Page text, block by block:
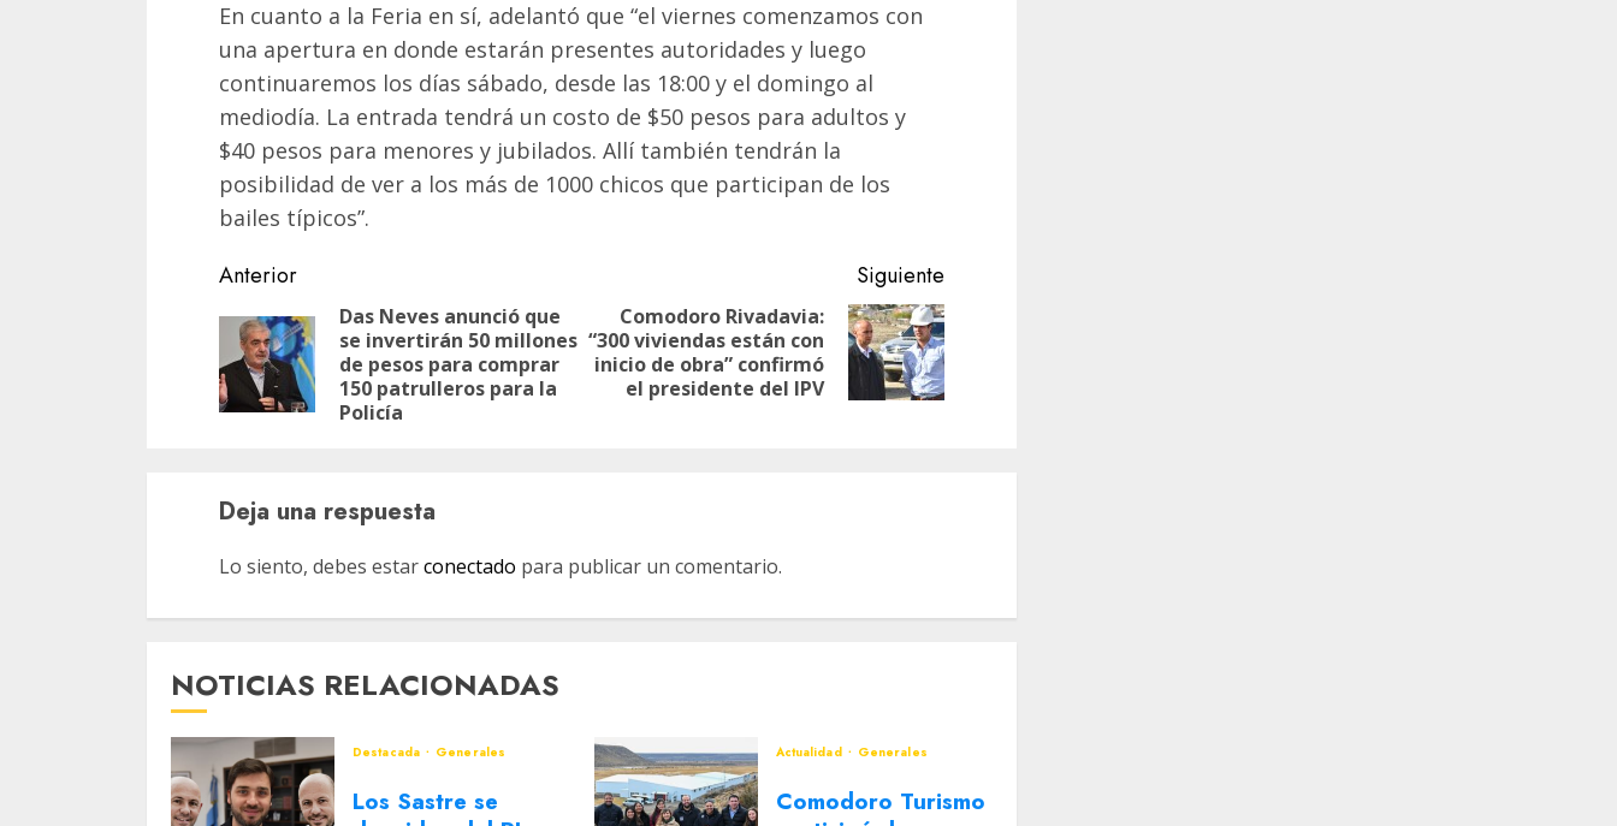
En cuanto a la Feria en sí, adelantó que “el viernes comenzamos con
una apertura en donde estarán presentes autoridades y luego
continuaremos los días sábado, desde las 18:00 y el domingo al
mediodía. La entrada tendrá un costo de $50 pesos para adultos y
$40 pesos para menores y jubilados. Allí también tendrán la
posibilidad de ver a los más de 1000 chicos que participan de los
bailes típicos”.
Navegación
de
entradas
Anterior
Entrada
anterior:
Das Neves anunció que
se invertirán 50 millones
de pesos para comprar
150 patrulleros para la
Policía
Siguiente
Siguiente
entrada:
Comodoro Rivadavia:
“300 viviendas están con
inicio de obra” confirmó
el presidente del IPV
Deja una respuesta
Lo siento, debes estarconectado para publicar un comentario.
NOTICIAS RELACIONADAS
Destacada Generales
Los Sastre se
Actualidad Generales
Comodoro Turismo